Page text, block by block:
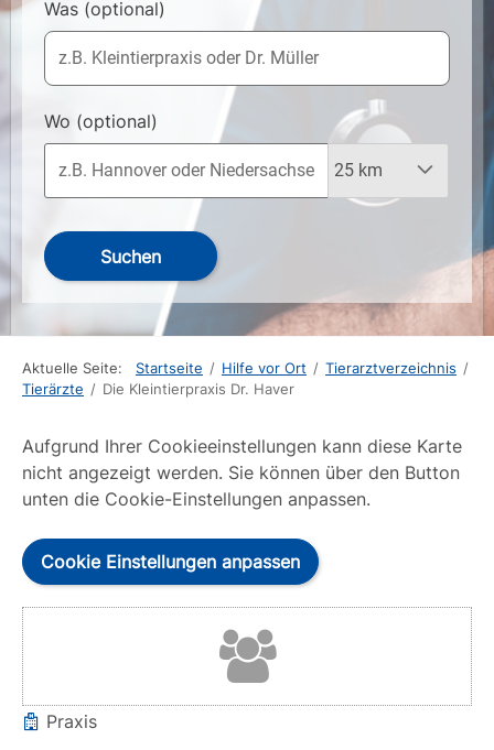
Was (optional)
Wo (optional)
Suchen
Aktuelle Seite: Startseite / Hilfe vor Ort / Tierarztverzeichnis /
Tierärzte / Die Kleintierpraxis Dr. Haver
Aufgrund Ihrer Cookieeinstellungen kann diese Karte
nicht angezeigt werden. Sie können über den Button
unten die Cookie-Einstellungen anpassen.
Cookie Einstellungen anpassen
Praxis